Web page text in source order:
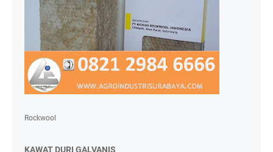
Rockwool
KAWAT DURI GALVANIS